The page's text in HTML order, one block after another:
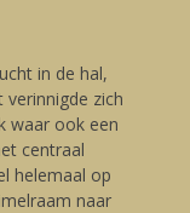
in de hal,
zich
waar ook een
centraal
helemaal op
naar